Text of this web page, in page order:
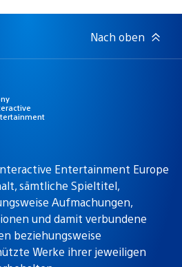
Nach oben
Entertainment Europe
sämtliche Spieltitel,
Aufmachungen,
und damit verbundene
beziehungsweise
Werke ihrer jeweiligen